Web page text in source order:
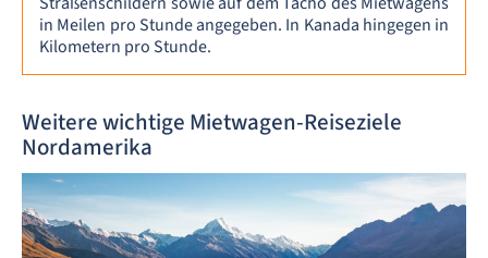
in Meilen pro Stunde angegeben. In Kanada hingegen in
Kilometern pro Stunde.
Weitere wichtige Mietwagen-Reiseziele
Nordamerika